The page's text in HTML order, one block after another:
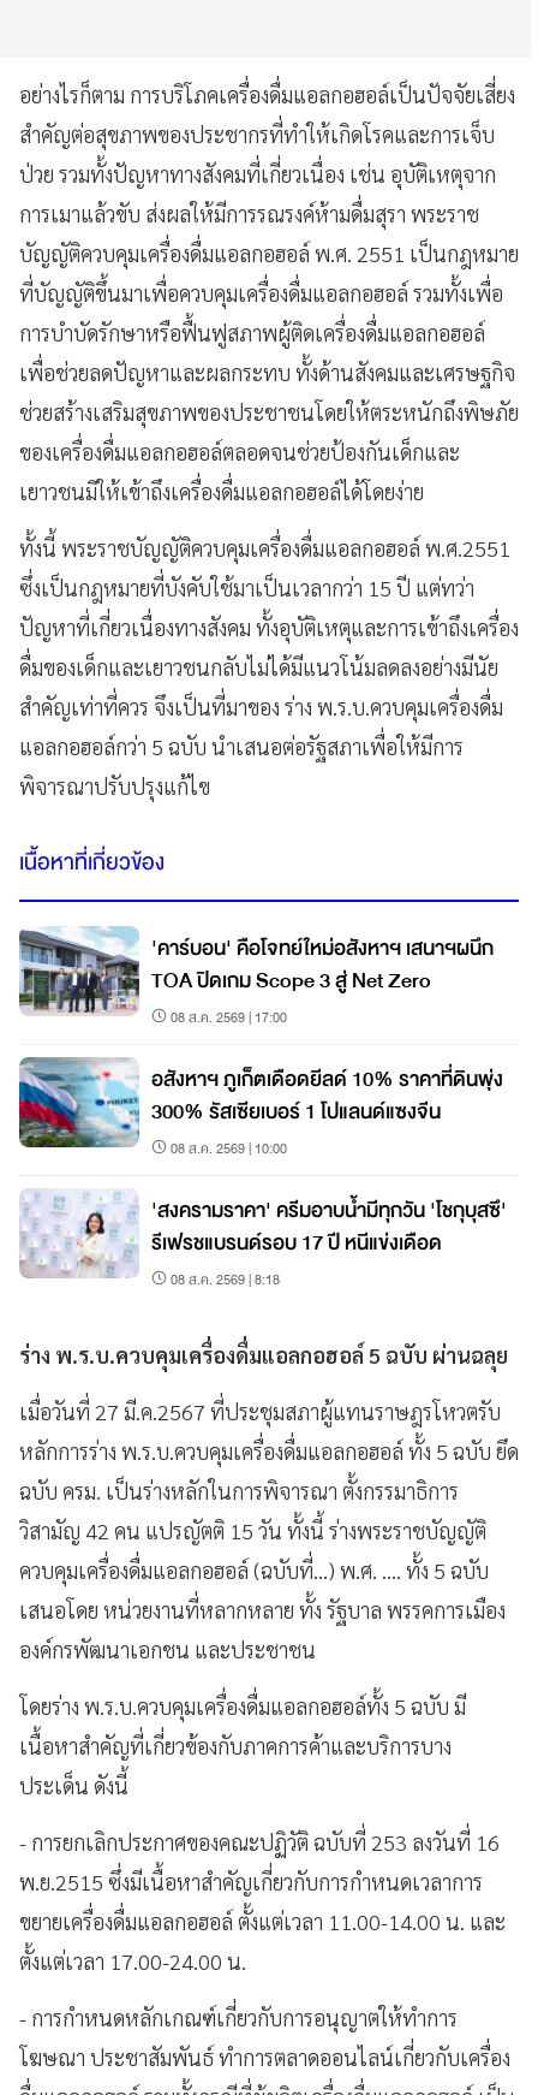
อย่างไรก็ตาม การบริโภคเครื่องดื่มแอลกอฮอล์เป็นปัจจัยเสี่ยง
สำคัญต่อสุขภาพของประชากรที่ทำให้เกิดโรคและการเจ็บ
ป่วย รวมทั้งปัญหาทางสังคมที่เกี่ยวเนื่อง เช่น อุบัติเหตุจาก
การเมาแล้วขับ ส่งผลให้มีการรณรงค์ห้ามดื่มสุรา พระราช
บัญญัติควบคุมเครื่องดื่มแอลกอฮอล์ พ.ศ. 2551 เป็นกฎหมาย
ที่บัญญัติขึ้นมาเพื่อควบคุมเครื่องดื่มแอลกอฮอล์ รวมทั้งเพื่อ
การบำบัดรักษาหรือฟื้นฟูสภาพผู้ติดเครื่องดื่มแอลกอฮอล์
เพื่อช่วยลดปัญหาและผลกระทบ ทั้งด้านสังคมและเศรษฐกิจ
ช่วยสร้างเสริมสุขภาพของประชาชนโดยให้ตระหนักถึงพิษภัย
ของเครื่องดื่มแอลกอฮอล์ตลอดจนช่วยป้องกันเด็กและ
เยาวชนมิให้เข้าถึงเครื่องดื่มแอลกอฮอล์ได้โดยง่าย
ทั้งนี้ พระราชบัญญัติควบคุมเครื่องดื่มแอลกอฮอล์ พ.ศ.2551
ซึ่งเป็นกฎหมายที่บังคับใช้มาเป็นเวลากว่า 15 ปี แต่ทว่า
ปัญหาที่เกี่ยวเนื่องทางสังคม ทั้งอุบัติเหตุและการเข้าถึงเครื่อง
ดื่มของเด็กและเยาวชนกลับไม่ได้มีแนวโน้มลดลงอย่างมีนัย
สำคัญเท่าที่ควร จึงเป็นที่มาของ ร่าง พ.ร.บ.ควบคุมเครื่องดื่ม
แอลกอฮอล์กว่า 5 ฉบับ นำเสนอต่อรัฐสภาเพื่อให้มีการ
พิจารณาปรับปรุงแก้ไข
เนื้อหาที่เกี่ยวข้อง
'คาร์บอน' คือโจทย์ใหม่อสังหาฯ เสนาฯผนึก
TOA ปิดเกม Scope 3 สู่ Net Zero
08 ส.ค. 2569 | 17:00
อสังหาฯ ภูเก็ตเดือดยีลด์ 10% ราคาที่ดินพุ่ง
300% รัสเซียเบอร์ 1 โปแลนด์แซงจีน
08 ส.ค. 2569 | 10:00
'สงครามราคา' ครีมอาบน้ำมีทุกวัน 'โชกุบุสซึ'
รีเฟรชแบรนด์รอบ 17 ปี หนีแข่งเดือด
08 ส.ค. 2569 | 8:18
ร่าง พ.ร.บ.ควบคุมเครื่องดื่มแอลกอฮอล์ 5 ฉบับ ผ่านฉลุย
เมื่อวันที่ 27 มี.ค.2567 ที่ประชุมสภาผู้แทนราษฎรโหวตรับ
หลักการร่าง พ.ร.บ.ควบคุมเครื่องดื่มแอลกอฮอล์ ทั้ง 5 ฉบับ ยึด
ฉบับ ครม. เป็นร่างหลักในการพิจารณา ตั้งกรรมาธิการ
วิสามัญ 42 คน แปรญัตติ 15 วัน ทั้งนี้ ร่างพระราชบัญญัติ
ควบคุมเครื่องดื่มแอลกอฮอล์ (ฉบับที่...) พ.ศ. .... ทั้ง 5 ฉบับ
เสนอโดย หน่วยงานที่หลากหลาย ทั้ง รัฐบาล พรรคการเมือง
องค์กรพัฒนาเอกชน และประชาชน
โดยร่าง พ.ร.บ.ควบคุมเครื่องดื่มแอลกอฮอล์ทั้ง 5 ฉบับ มี
เนื้อหาสำคัญที่เกี่ยวข้องกับภาคการค้าและบริการบาง
ประเด็น ดังนี้
- การยกเลิกประกาศของคณะปฏิวัติ ฉบับที่ 253 ลงวันที่ 16
พ.ย.2515 ซึ่งมีเนื้อหาสำคัญเกี่ยวกับการกำหนดเวลาการ
ขยายเครื่องดื่มแอลกอฮอล์ ตั้งแต่เวลา 11.00-14.00 น. และ
ตั้งแต่เวลา 17.00-24.00 น.
- การกำหนดหลักเกณฑ์เกี่ยวกับการอนุญาตให้ทำการ
โฆษณา ประชาสัมพันธ์ ทำการตลาดออนไลน์เกี่ยวกับเครื่อง